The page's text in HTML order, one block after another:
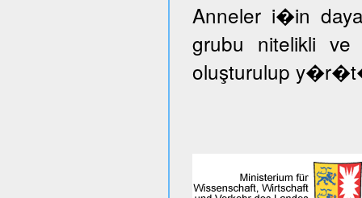
Anneler i�in
grubu nitelikli
oluşturulup